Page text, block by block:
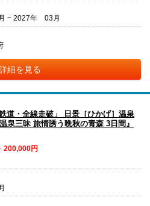
~ 2027年 03月
細を見る
道・全線走破」 日景［ひかげ］温泉
泉三昧 旅情誘う晩秋の青森 3日間』
200,000円